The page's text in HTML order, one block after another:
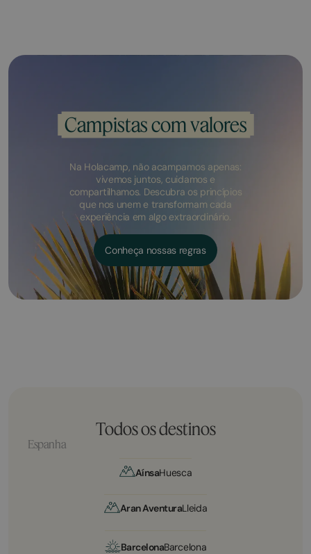
Campistas com valores
Na Holacamp, não acampamos apenas:
vivemos juntos, cuidamos e
compartilhamos. Descubra os princípios
que nos unem e transformam cada
experiência em algo extraordinário.
Conheça nossas regras
Todos os destinos
Espanha
AínsaHuesca
Aran AventuraLleida
BarcelonaBarcelona